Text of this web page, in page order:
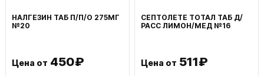
НАЛГЕЗИН ТАБ П/П/О 275МГ
№20
Цена от 450₽
СЕПТОЛЕТЕ ТОТАЛ ТАБ Д/
РАСС ЛИМОН/МЕД №16
Цена от 511₽